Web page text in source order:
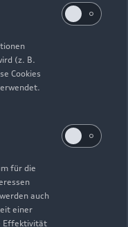
(z. B.
Cookies
für die
auch
einer
Effektivität